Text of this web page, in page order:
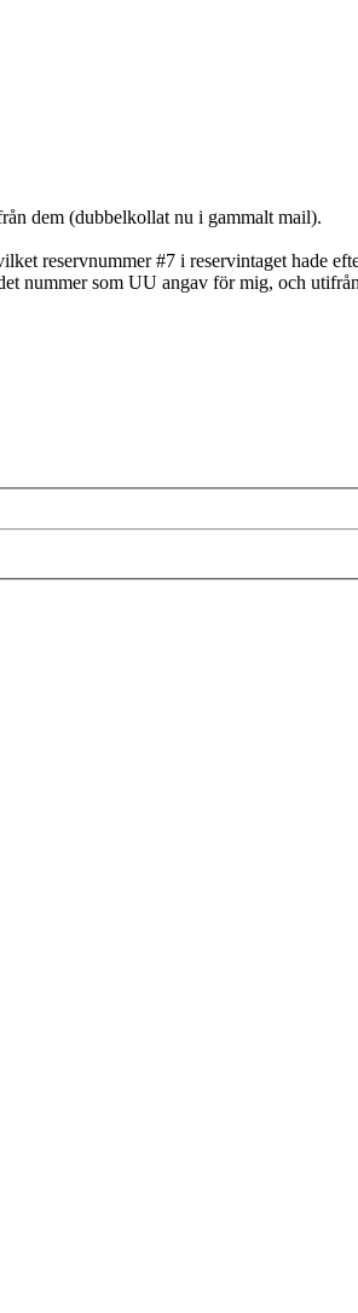
dem (dubbelkollat nu i gammalt mail).
reservnummer #7 i reservintaget hade
nummer som UU angav för mig, och